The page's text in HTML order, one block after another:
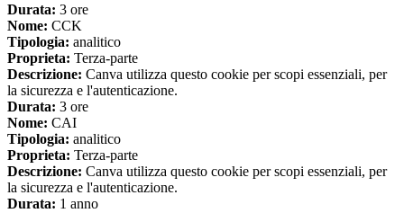
Durata: 3 ore
Nome: CCK
Tipologia: analitico
Proprieta: Terza-parte
Descrizione: Canva utilizza questo cookie per scopi essenziali, per
la sicurezza e l'autenticazione.
Durata: 3 ore
Nome: CAI
Tipologia: analitico
Proprieta: Terza-parte
Descrizione: Canva utilizza questo cookie per scopi essenziali, per
la sicurezza e l'autenticazione.
Durata: 1 anno